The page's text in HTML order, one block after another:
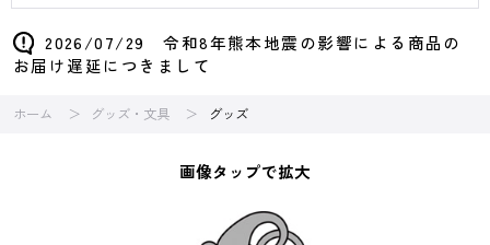
2026/07/29 令和8年熊本地震の影響による商品の
お届け遅延につきまして
ホーム グッズ・文具 グッズ
画像タップで拡大